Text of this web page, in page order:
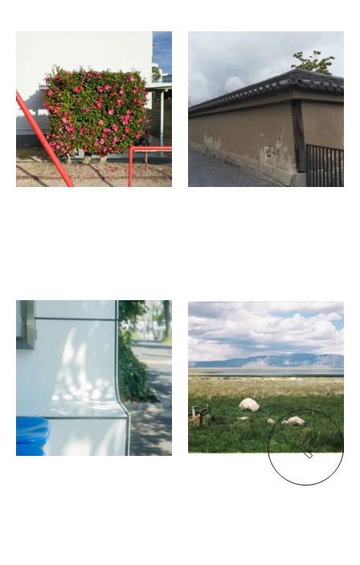
みどりのみち
余波舎 / NAGORO
BOOKS
昨日より短き日落つ
Community Lab N5.5
飯本貴子
すこしういている
UMMM Studio
小川将生
美は儚さに愛でられて
woven